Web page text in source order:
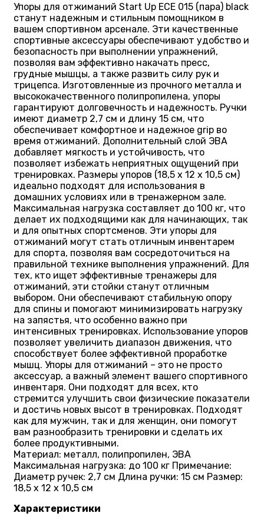
Упоры для отжиманий Start Up ECE 015 (пара) black
станут надежным и стильным помощником в
вашем спортивном арсенале. Эти качественные
спортивные аксессуары обеспечивают удобство и
безопасность при выполнении упражнений,
позволяя вам эффективно накачать пресс,
грудные мышцы, а также развить силу рук и
трицепса. Изготовленные из прочного металла и
высококачественного полипропилена, упоры
гарантируют долговечность и надежность. Ручки
имеют диаметр 2,7 см и длину 15 см, что
обеспечивает комфортное и надежное grip во
время отжиманий. Дополнительный слой ЭВА
добавляет мягкость и устойчивость, что
позволяет избежать неприятных ощущений при
тренировках. Размеры упоров (18,5 х 12 х 10,5 см)
идеально подходят для использования в
домашних условиях или в тренажерном зале.
Максимальная нагрузка составляет до 100 кг, что
делает их подходящими как для начинающих, так
и для опытных спортсменов. Эти упоры для
отжиманий могут стать отличным инвентарем
для спорта, позволяя вам сосредоточиться на
правильной технике выполнения упражнений. Для
тех, кто ищет эффективные тренажеры для
отжиманий, эти стойки станут отличным
выбором. Они обеспечивают стабильную опору
для спины и помогают минимизировать нагрузку
на запястья, что особенно важно при
интенсивных тренировках. Использование упоров
позволяет увеличить диапазон движения, что
способствует более эффективной проработке
мышц. Упоры для отжиманий – это не просто
аксессуар, а важный элемент вашего спортивного
инвентаря. Они подходят для всех, кто
стремится улучшить свои физические показатели
и достичь новых высот в тренировках. Подходят
как для мужчин, так и для женщин, они помогут
вам разнообразить тренировки и сделать их
более продуктивными.
Материал: металл, полипропилен, ЭВА
Максимальная нагрузка: до 100 кг Примечание:
Диаметр ручек: 2,7 см Длина ручки: 15 см Размер:
18,5 х 12 х 10,5 см
Характеристики